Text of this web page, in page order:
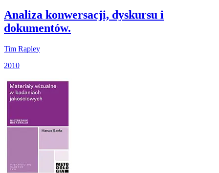
Analiza konwersacji, dyskursu i
dokumentów.
Tim Rapley
2010